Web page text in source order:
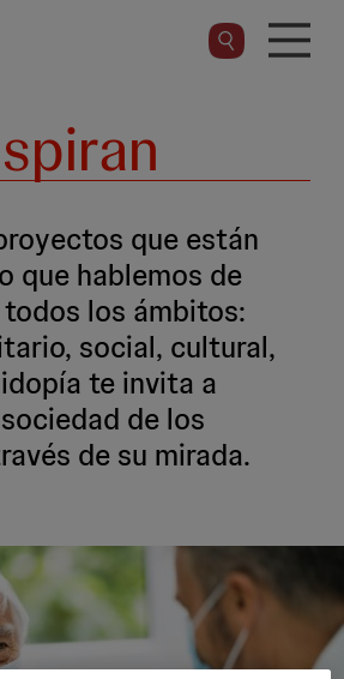
que están
que hablemos de
los ámbitos:
social, cultural,
te invita a
de los
de su mirada.